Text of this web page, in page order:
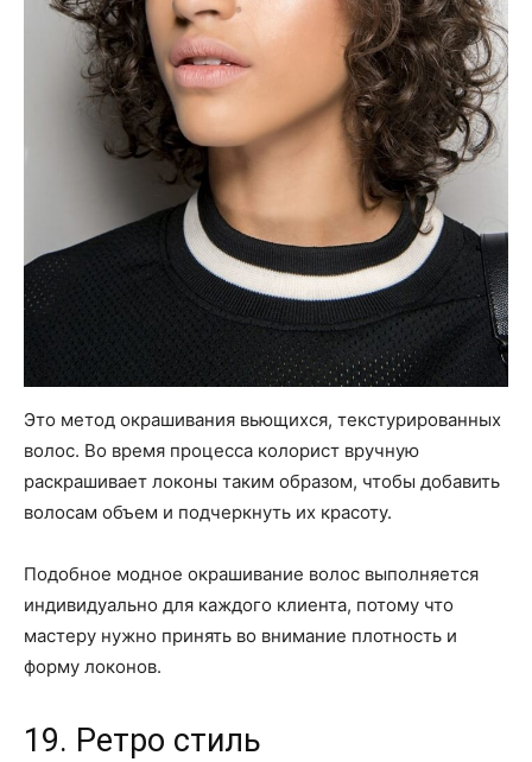
Это метод окрашивания вьющихся, текстурированных
волос. Во время процесса колорист вручную
раскрашивает локоны таким образом, чтобы добавить
волосам объем и подчеркнуть их красоту.
Подобное модное окрашивание волос выполняется
индивидуально для каждого клиента, потому что
мастеру нужно принять во внимание плотность и
форму локонов.
19. Ретро стиль